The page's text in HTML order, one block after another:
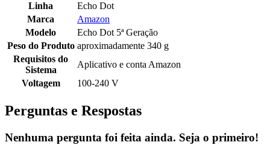
Linha
Echo Dot
Marca
Amazon
Modelo
Echo Dot 5ª Geração
Peso do Produto aproximadamente 340 g
Requisitos do
Sistema
Aplicativo e conta Amazon
Voltagem
100-240 V
Perguntas e Respostas
Nenhuma pergunta foi feita ainda. Seja o primeiro!